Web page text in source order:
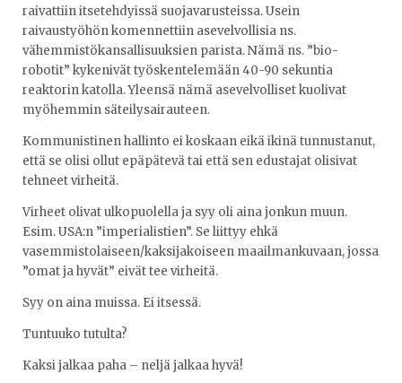
raivattiin itsetehdyissä suojavarusteissa. Usein
raivaustyöhön komennettiin asevelvollisia ns.
vähemmistökansallisuuksien parista. Nämä ns. ”bio-
robotit” kykenivät työskentelemään 40-90 sekuntia
reaktorin katolla. Yleensä nämä asevelvolliset kuolivat
myöhemmin säteilysairauteen.
Kommunistinen hallinto ei koskaan eikä ikinä tunnustanut,
että se olisi ollut epäpätevä tai että sen edustajat olisivat
tehneet virheitä.
Virheet olivat ulkopuolella ja syy oli aina jonkun muun.
Esim. USA:n ”imperialistien”. Se liittyy ehkä
vasemmistolaiseen/kaksijakoiseen maailmankuvaan, jossa
”omat ja hyvät” eivät tee virheitä.
Syy on aina muissa. Ei itsessä.
Tuntuuko tutulta?
Kaksi jalkaa paha – neljä jalkaa hyvä!